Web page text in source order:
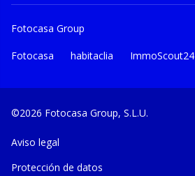
Fotocasa Group
Fotocasa habitaclia ImmoScout24
©2026 Fotocasa Group, S.L.U.
Aviso legal
Protección de datos